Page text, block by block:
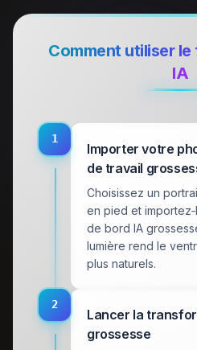
Comment utiliser
IA
1
Importer votre
de travail
Choisissez un
en pied et
de bord IA
lumière rend le
plus naturels.
2
Lancer la
grossesse